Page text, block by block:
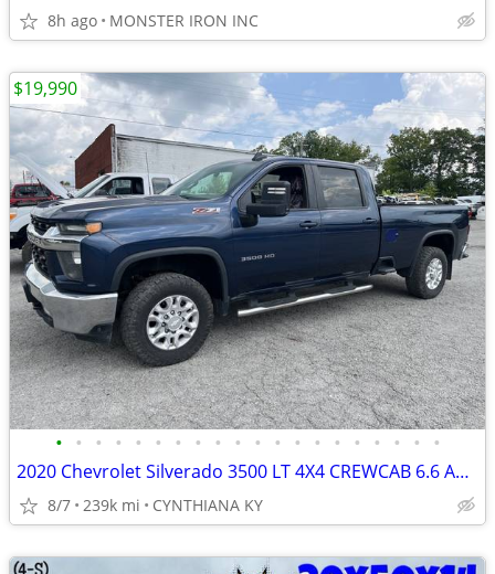
8h ago MONSTER IRON INC
• • • • • • • • • • • • • • • • • • • •
2020 Chevrolet Silverado 3500 LT 4X4 CREWCAB 6.6 AUTO 8FT BED 1 TON
8/7 239k mi CYNTHIANA KY
$19,990